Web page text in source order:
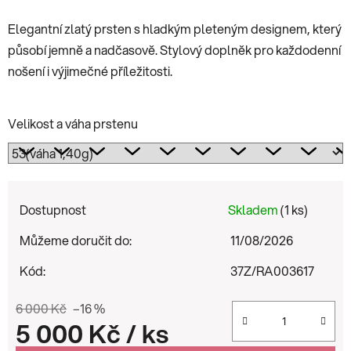
Elegantní zlatý prsten s hladkým pleteným designem, který
působí jemně a nadčasově. Stylový doplněk pro každodenní
nošení i výjimečné příležitosti.
Velikost a váha prstenu
Dostupnost Skladem(1 ks)
Můžeme doručit do:
11/08/2026
Kód:
37Z/RA003617
6 000 Kč –16 %
5 000 Kč/ ks